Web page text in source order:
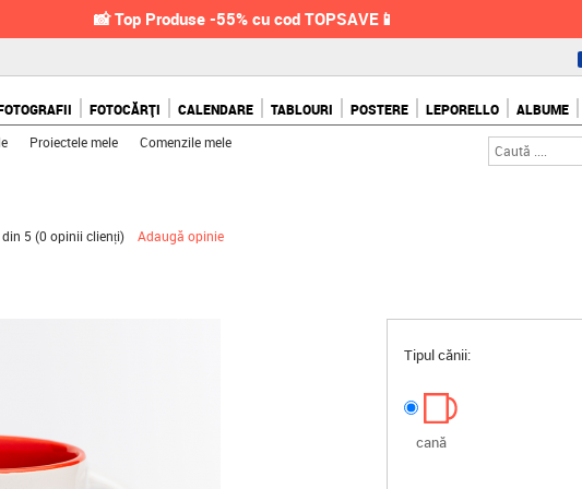
📸 Top Produse -55% cu cod TOPSAVE📱
FOTOCĂRȚI CALENDARE TABLOURI POSTERE LEPORELLO ALBUME
Proiectele mele Comenzile mele
5 (0 opinii clienți) Adaugă opinie
Tipul cănii:
cană